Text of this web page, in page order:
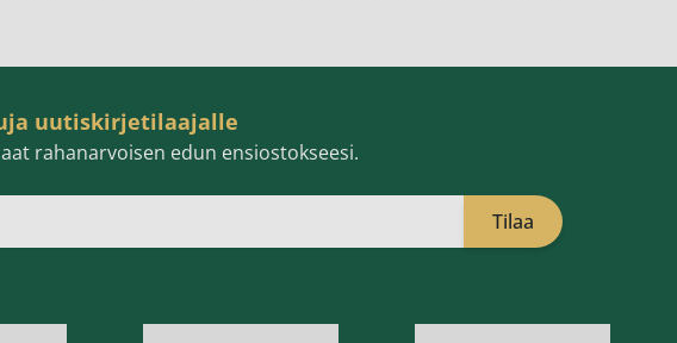
uutiskirjetilaajalle
rahanarvoisen edun ensiostokseesi.
Tilaa